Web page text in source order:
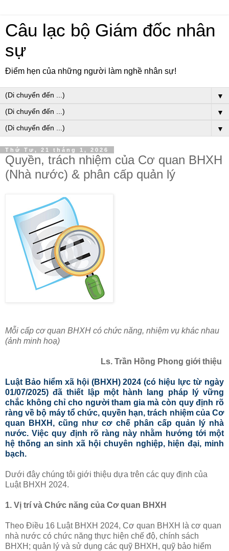
Câu lạc bộ Giám đốc nhân
sự
Điểm hẹn của những người làm nghề nhân sự!
▼
▼
▼
Thứ Tư, 21 tháng 1, 2026
Quyền, trách nhiệm của Cơ quan BHXH
(Nhà nước) & phân cấp quản lý
Mỗi cấp cơ quan BHXH có chức năng, nhiệm vụ khác nhau
(ảnh minh hoạ)
Ls. Trần Hồng Phong giới thiệu
Luật Bảo hiểm xã hội (BHXH) 2024 (có hiệu lực từ ngày
01/07/2025) đã thiết lập một hành lang pháp lý vững
chắc không chỉ cho người tham gia mà còn quy định rõ
ràng về bộ máy tổ chức, quyền hạn, trách nhiệm của Cơ
quan BHXH, cũng như cơ chế phân cấp quản lý nhà
nước. Việc quy định rõ ràng này nhằm hướng tới một
hệ thống an sinh xã hội chuyên nghiệp, hiện đại, minh
bạch.
Dưới đây chúng tôi giới thiệu dựa trên các quy định của
Luật BHXH 2024.
1. Vị trí và Chức năng của Cơ quan BHXH
Theo Điều 16 Luật BHXH 2024, Cơ quan BHXH là cơ quan
nhà nước có chức năng thực hiện chế độ, chính sách
BHXH; quản lý và sử dụng các quỹ BHXH, quỹ bảo hiểm